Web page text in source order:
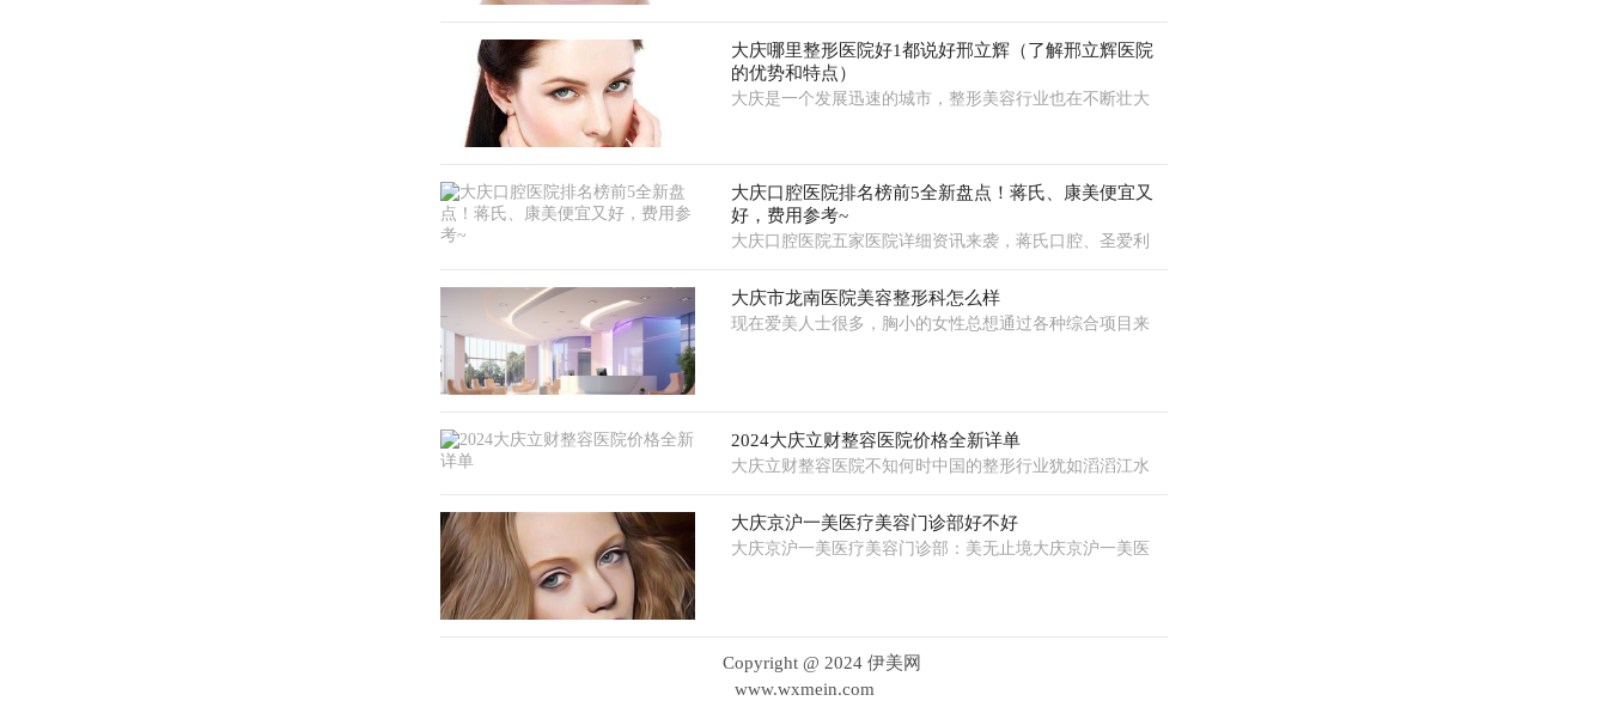
大庆哪里整形医院好1都说好邢立辉（了解邢立辉医院
的优势和特点）
大庆是一个发展迅速的城市，整形美容行业也在不断壮大
大庆口腔医院排名榜前5全新盘点！蒋氏、康美便宜又
好，费用参考~
大庆口腔医院五家医院详细资讯来袭，蒋氏口腔、圣爱利
大庆市龙南医院美容整形科怎么样
现在爱美人士很多，胸小的女性总想通过各种综合项目来
2024大庆立财整容医院价格全新详单
大庆立财整容医院不知何时中国的整形行业犹如滔滔江水
大庆京沪一美医疗美容门诊部好不好
大庆京沪一美医疗美容门诊部：美无止境大庆京沪一美医
Copyright @ 2024 伊美网
www.wxmein.com